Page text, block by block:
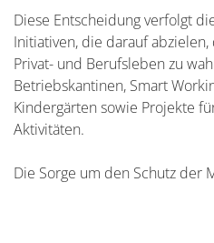
Diese Entscheidung verfolgt
Initiativen, die darauf
Privat- und Berufsleben zu
Betriebskantinen, Smart
Kindergärten sowie Projekte
Aktivitäten.
Die Sorge um den Schutz der